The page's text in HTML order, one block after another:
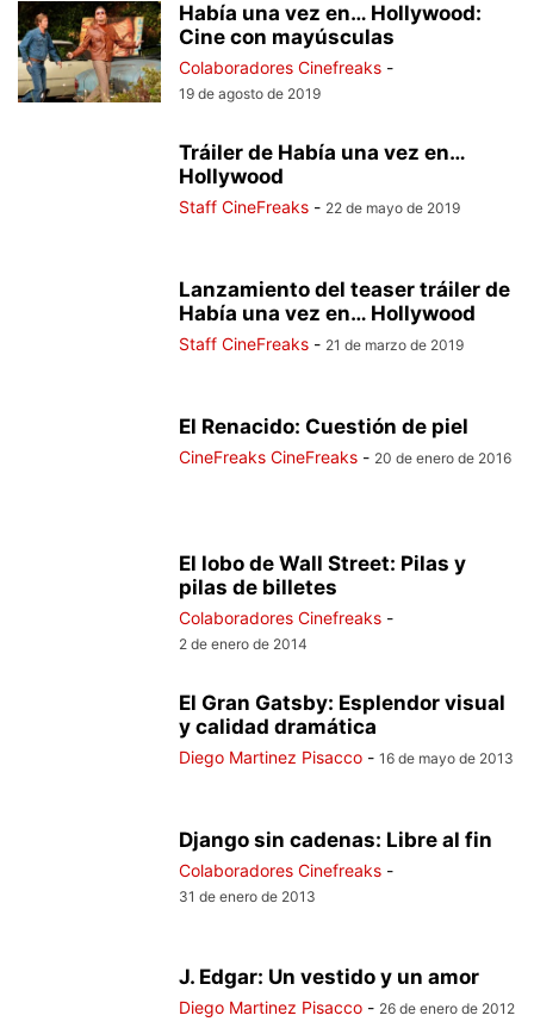
Había una vez en… Hollywood:
Cine con mayúsculas
Colaboradores Cinefreaks -
19 de agosto de 2019
Tráiler de Había una vez en…
Hollywood
Staff CineFreaks - 22 de mayo de 2019
Lanzamiento del teaser tráiler de
Había una vez en… Hollywood
Staff CineFreaks - 21 de marzo de 2019
El Renacido: Cuestión de piel
CineFreaks CineFreaks - 20 de enero de 2016
El lobo de Wall Street: Pilas y
pilas de billetes
Colaboradores Cinefreaks -
2 de enero de 2014
El Gran Gatsby: Esplendor visual
y calidad dramática
Diego Martinez Pisacco - 16 de mayo de 2013
Django sin cadenas: Libre al fin
Colaboradores Cinefreaks -
31 de enero de 2013
J. Edgar: Un vestido y un amor
Diego Martinez Pisacco - 26 de enero de 2012